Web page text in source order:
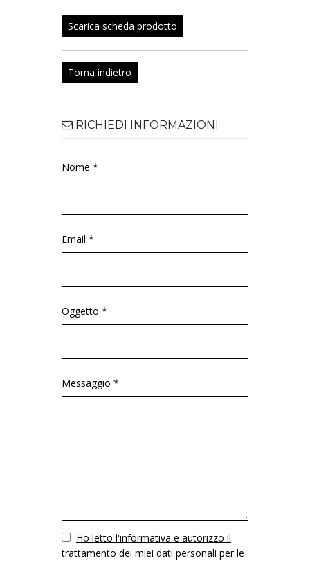
Scarica scheda prodotto
Torna indietro
RICHIEDI INFORMAZIONI
Nome *
Email *
Oggetto *
Messaggio *
VuotoHo letto l'informativa e autorizzo il
trattamento dei miei dati personali per le